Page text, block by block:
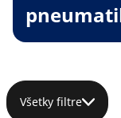
Všetky filtre